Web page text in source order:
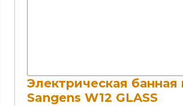
Электрическая банная
Sangens W12 GLASS